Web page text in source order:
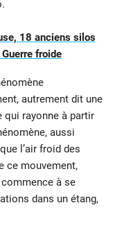
18 anciens silos
froide
autrement dit une
qui rayonne à partir
aussi
l’air froid des
ce mouvement,
à se
dans un étang,